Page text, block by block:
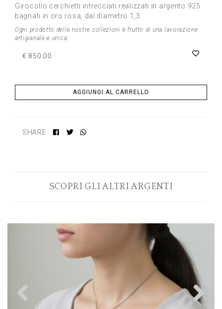
Girocollo cerchietti intrecciati realizzati in argento 925
bagnati in oro rosa, dal diametro 1,3.
Ogni prodotto delle nostre collezioni è frutto di una lavorazione
artigianale e unica.
€ 850.00
AGGIUNGI AL CARRELLO
SHARE
SCOPRI GLI ALTRI ARGENTI
Previous